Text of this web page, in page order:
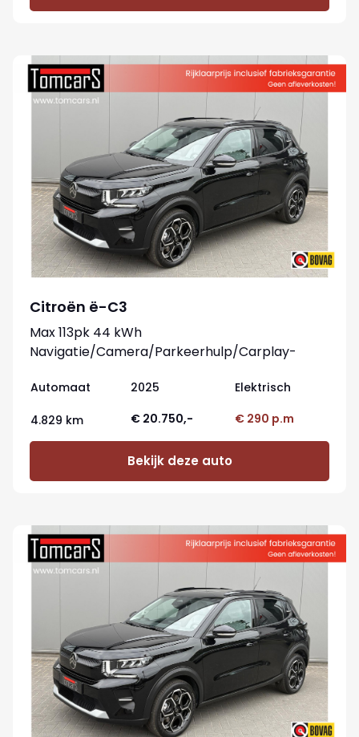
Citroën ë-C3
Max 113pk 44 kWh
Navigatie/Camera/Parkeerhulp/Carplay-
Automaat 2025 Elektrisch
4.829 km € 20.750,- € 290 p.m
Bekijk deze auto